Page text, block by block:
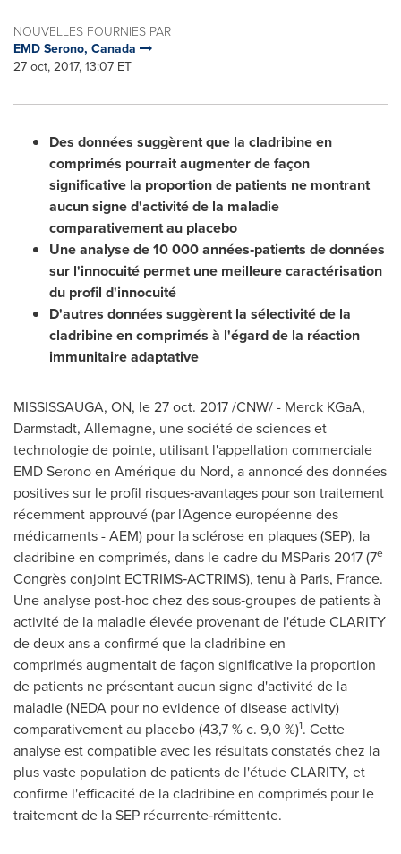
NOUVELLES FOURNIES PAR
EMD Serono, Canada
27 oct, 2017, 13:07 ET
Des données suggèrent que la cladribine en
comprimés pourrait augmenter de façon
significative la proportion de patients ne montrant
aucun signe d'activité de la maladie
comparativement au placebo
Une analyse de 10 000 années‑patients de données
sur l'innocuité permet une meilleure caractérisation
du profil d'innocuité
D'autres données suggèrent la sélectivité de la
cladribine en comprimés à l'égard de la réaction
immunitaire adaptative
MISSISSAUGA, ON, le 27 oct. 2017 /CNW/ - Merck KGaA,
Darmstadt, Allemagne, une société de sciences et
technologie de pointe, utilisant l'appellation commerciale
EMD Serono en Amérique du Nord, a annoncé des données
positives sur le profil risques‑avantages pour son traitement
récemment approuvé (par l'Agence européenne des
médicaments - AEM) pour la sclérose en plaques (SEP), la
cladribine en comprimés, dans le cadre du MSParis 2017 (7e
Congrès conjoint ECTRIMS‑ACTRIMS), tenu à Paris, France.
Une analyse post‑hoc chez des sous‑groupes de patients à
activité de la maladie élevée provenant de l'étude CLARITY
de deux ans a confirmé que la cladribine en
comprimés augmentait de façon significative la proportion
de patients ne présentant aucun signe d'activité de la
maladie (NEDA pour no evidence of disease activity)
comparativement au placebo (43,7 % c. 9,0 %)1. Cette
analyse est compatible avec les résultats constatés chez la
plus vaste population de patients de l'étude CLARITY, et
confirme l'efficacité de la cladribine en comprimés pour le
traitement de la SEP récurrente‑rémittente.